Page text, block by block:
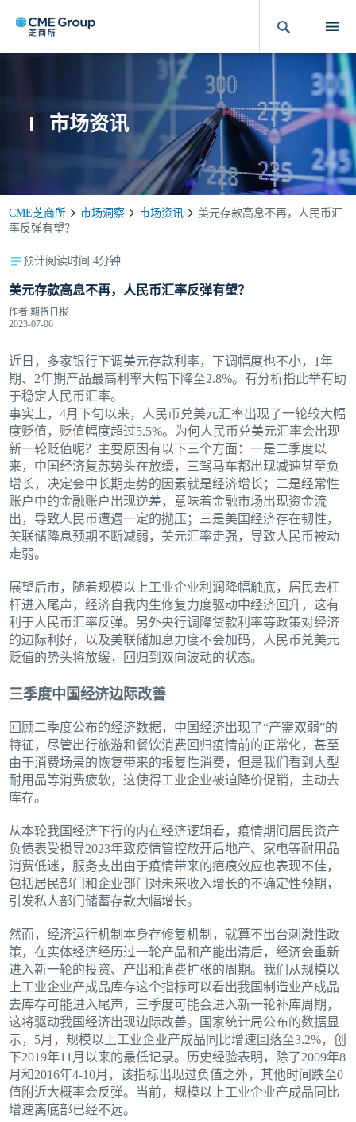
市场资讯
CME芝商所 市场洞察 市场资讯
美元存款高息不再，人民币汇
率反弹有望？
预计阅读时间 4分钟
美元存款高息不再，人民币汇率反弹有望？
作者期货日报
2023-07-06
近日，多家银行下调美元存款利率，下调幅度也不小，1年
期、2年期产品最高利率大幅下降至2.8%。有分析指此举有助
于稳定人民币汇率。
事实上，4月下旬以来，人民币兑美元汇率出现了一轮较大幅
度贬值，贬值幅度超过5.5%。为何人民币兑美元汇率会出现
新一轮贬值呢？主要原因有以下三个方面：一是二季度以
来，中国经济复苏势头在放缓，三驾马车都出现减速甚至负
增长，决定会中长期走势的因素就是经济增长；二是经常性
账户中的金融账户出现逆差，意味着金融市场出现资金流
出，导致人民币遭遇一定的抛压；三是美国经济存在韧性，
美联储降息预期不断减弱，美元汇率走强，导致人民币被动
走弱。
展望后市，随着规模以上工业企业利润降幅触底，居民去杠
杆进入尾声，经济自我内生修复力度驱动中经济回升，这有
利于人民币汇率反弹。另外央行调降贷款利率等政策对经济
的边际利好，以及美联储加息力度不会加码，人民币兑美元
贬值的势头将放缓，回归到双向波动的状态。
三季度中国经济边际改善
回顾二季度公布的经济数据，中国经济出现了“产需双弱”的
特征，尽管出行旅游和餐饮消费回归疫情前的正常化，甚至
由于消费场景的恢复带来的报复性消费，但是我们看到大型
耐用品等消费疲软，这使得工业企业被迫降价促销，主动去
库存。
从本轮我国经济下行的内在经济逻辑看，疫情期间居民资产
负债表受损导2023年致疫情管控放开后地产、家电等耐用品
消费低迷，服务支出由于疫情带来的疤痕效应也表现不佳，
包括居民部门和企业部门对未来收入增长的不确定性预期，
引发私人部门储蓄存款大幅增长。
然而，经济运行机制本身存修复机制，就算不出台刺激性政
策，在实体经济经历过一轮产品和产能出清后，经济会重新
进入新一轮的投资、产出和消费扩张的周期。我们从规模以
上工业企业产成品库存这个指标可以看出我国制造业产成品
去库存可能进入尾声，三季度可能会进入新一轮补库周期，
这将驱动我国经济出现边际改善。国家统计局公布的数据显
示，5月，规模以上工业企业产成品同比增速回落至3.2%，创
下2019年11月以来的最低记录。历史经验表明，除了2009年8
月和2016年4-10月，该指标出现过负值之外，其他时间跌至0
值附近大概率会反弹。当前，规模以上工业企业产成品同比
增速离底部已经不远。